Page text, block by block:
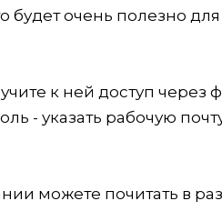
будет очень полезно
к ней доступ через
- указать рабочую
можете почитать в